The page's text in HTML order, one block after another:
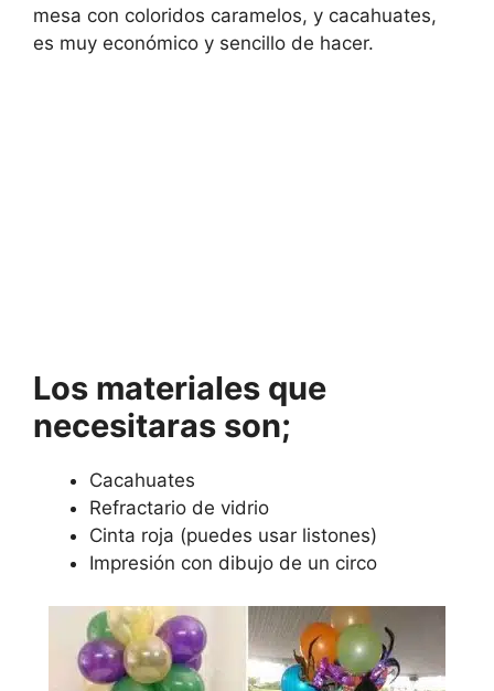
mesa con coloridos caramelos, y cacahuates,
es muy económico y sencillo de hacer.
Los materiales que
necesitaras son;
Cacahuates
Refractario de vidrio
Cinta roja (puedes usar listones)
Impresión con dibujo de un circo